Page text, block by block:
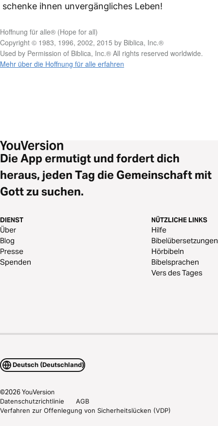
schenke ihnen unvergängliches Leben!
Hoffnung für alle® (Hope for all)
Copyright © 1983, 1996, 2002, 2015 by Biblica, Inc.®
Used by Permission of Biblica, Inc.® All rights reserved worldwide.
Mehr über die Hoffnung für alle erfahren
Die App ermutigt und fordert dich
heraus, jeden Tag die Gemeinschaft mit
Gott zu suchen.
DIENST
Über
Blog
Presse
Spenden
NÜTZLICHE LINKS
Hilfe
Bibelübersetzungen
Hörbibeln
Bibelsprachen
Vers des Tages
Deutsch (Deutschland)
©2026YouVersion
Datenschutzrichtlinie
AGB
Verfahren zur Offenlegung von Sicherheitslücken (VDP)